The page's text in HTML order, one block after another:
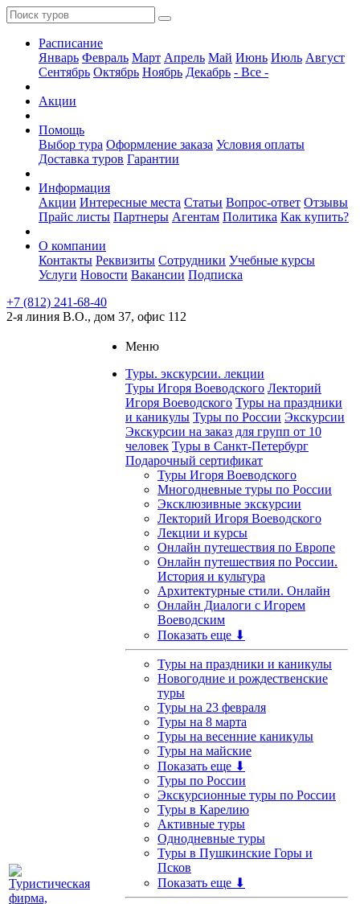
Расписание
Январь Февраль Март Апрель Май Июнь Июль Август
Сентябрь Октябрь Ноябрь Декабрь - Все -
Акции
Помощь
Выбор тура Оформление заказа Условия оплаты
Доставка туров Гарантии
Информация
Акции Интересные места Статьи Вопрос-ответ Отзывы
Прайс листы Партнеры Агентам Политика Как купить?
О компании
Контакты Реквизиты Сотрудники Учебные курсы
Услуги Новости Вакансии Подписка
+7 (812) 241-68-40
2-я линия В.О., дом 37, офис 112
Меню
Туры. экскурсии. лекции
Туры Игоря Воеводского Лекторий
Игоря Воеводского Туры на праздники
и каникулы Туры по России Экскурсии
Экскурсии на заказ для групп от 10
человек Туры в Санкт-Петербург
Подарочный сертификат
Туры Игоря Воеводского
Многодневные туры по России
Эксклюзивные экскурсии
Лекторий Игоря Воеводского
Лекции и курсы
Онлайн путешествия по Европе
Онлайн путешествия по России.
История и культура
Архитектурные стили. Онлайн
Онлайн Диалоги с Игорем
Воеводским
Показать еще ⬇
Туры на праздники и каникулы
Новогодние и рождественские
туры
Туры на 23 февраля
Туры на 8 марта
Туры на весенние каникулы
Туры на майские
Показать еще ⬇
Туры по России
Экскурсионные туры по России
Туры в Карелию
Активные туры
Однодневные туры
Туры в Пушкинские Горы и
Псков
Показать еще ⬇